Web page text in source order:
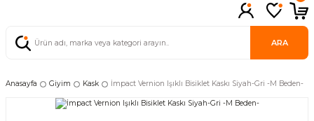
ARA
Anasayfa Giyim Kask İmpact Vernion Işıklı Bisiklet Kaskı Siyah-Gri -M Beden-